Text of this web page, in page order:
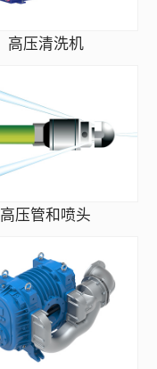
高压清洗机
高压管和喷头